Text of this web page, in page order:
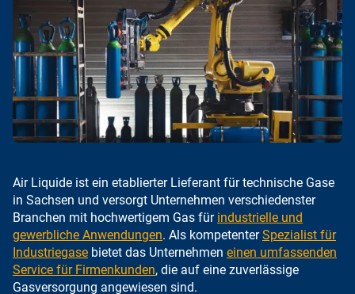
Air Liquide ist ein etablierter Lieferant für technische Gase
in Sachsen und versorgt Unternehmen verschiedenster
Branchen mit hochwertigem Gas für industrielle und
gewerbliche Anwendungen. Als kompetenterSpezialist für
Industriegase bietet das Unternehmen einen umfassenden
Service für Firmenkunden, die auf eine zuverlässige
Gasversorgung angewiesen sind.